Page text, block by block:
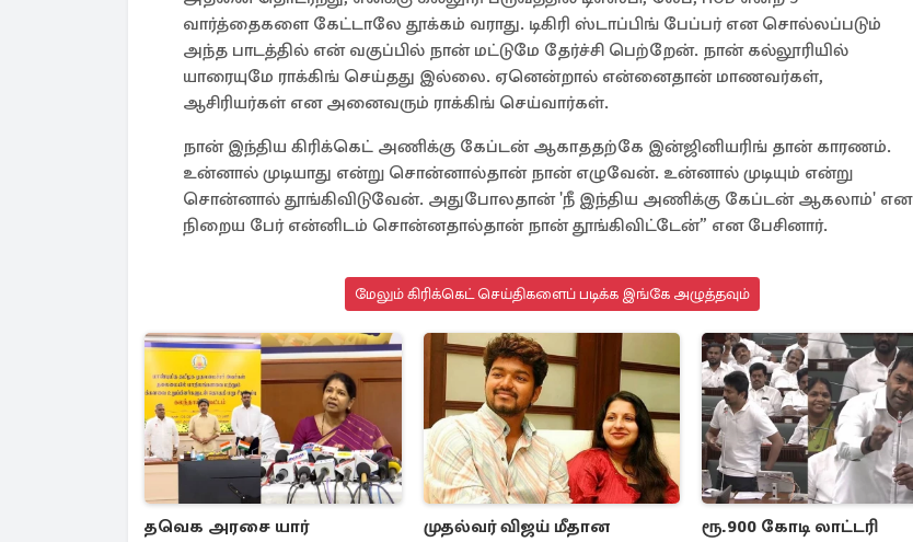
வார்த்தைகளை கேட்டாலே தூக்கம் வராது. டிகிரி ஸ்டாப்பிங் பேப்பர் என சொல்லப்படும்
அந்த பாடத்தில் என் வகுப்பில் நான் மட்டுமே தேர்ச்சி பெற்றேன். நான் கல்லூரியில்
யாரையுமே ராக்கிங் செய்தது இல்லை. ஏனென்றால் என்னைதான் மாணவர்கள்,
ஆசிரியர்கள் என அனைவரும் ராக்கிங் செய்வார்கள்.
நான் இந்திய கிரிக்கெட் அணிக்கு கேப்டன் ஆகாததற்கே இன்ஜினியரிங் தான் காரணம்.
உன்னால் முடியாது என்று சொன்னால்தான் நான் எழுவேன். உன்னால் முடியும் என்று
சொன்னால் தூங்கிவிடுவேன். அதுபோலதான் 'நீ இந்திய அணிக்கு கேப்டன் ஆகலாம்' என
நிறைய பேர் என்னிடம் சொன்னதால்தான் நான் தூங்கிவிட்டேன்” என பேசினார்.
மேலும் கிரிக்கெட் செய்திகளைப் படிக்க இங்கே அழுத்தவும்
தவெக அரசை யார்
முதல்வர் விஜய் மீதான
ரூ.900 கோடி லாட்டரி